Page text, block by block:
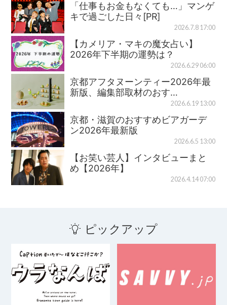
「仕事もお金もなくても…」マンゲ
キで過ごした日々[PR]
2026.7.8 17:00
【カメリア・マキの魔女占い】
2026年下半期の運勢は？
2026.6.29 06:00
京都アフタヌーンティー2026年最
新版、編集部取材のおす…
2026.6.19 13:00
京都・滋賀のおすすめビアガーデ
ン2026年最新版
2026.6.5 13:00
【お笑い芸人】インタビューまと
め【2026年】
2026.4.14 07:00
ピックアップ